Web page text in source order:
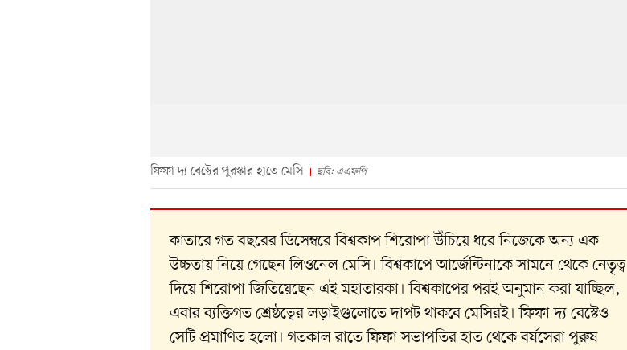
ফিফা দ্য বেস্টের পুরস্কার হাতে মেসি ছবি: এএফপি
কাতারে গত বছরের ডিসেম্বরে বিশ্বকাপশিরোপা উঁচিয়ে ধরেনিজেকে অন্য এক
উচ্চতায় নিয়ে গেছেনলিওনেল মেসি। বিশ্বকাপেআর্জেন্টিনাকে সামনে থেকে নেতৃত্ব
দিয়ে শিরোপা জিতিয়েছেন এই মহাতারকা। বিশ্বকাপের পরই অনুমান করা যাচ্ছিল,
এবার ব্যক্তিগত শ্রেষ্ঠত্বের লড়াইগুলোতে দাপট থাকবে মেসিরই। ফিফা দ্য বেস্টেও
সেটি প্রমাণিত হলো। গতকাল রাতে ফিফা সভাপতির হাত থেকে বর্ষসেরা পুরুষ